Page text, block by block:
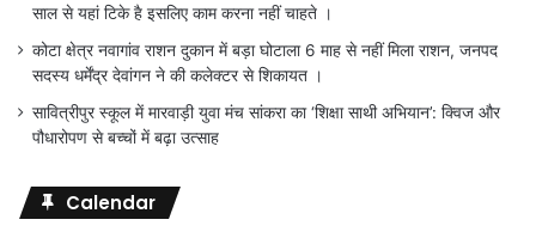
साल से यहां टिके है इसलिए काम करना नहीं चाहते ।
कोटा क्षेत्र नवागांव राशन दुकान में बड़ा घोटाला 6 माह से नहीं मिला राशन, जनपद
सदस्य धर्मेंद्र देवांगन ने की कलेक्टर से शिकायत ।
सावित्रीपुर स्कूल में मारवाड़ी युवा मंच सांकरा का ‘शिक्षा साथी अभियान’: क्विज और
पौधारोपण से बच्चों में बढ़ा उत्साह
Calendar